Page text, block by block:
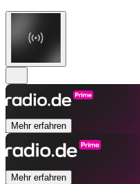
Mehr erfahren
Mehr erfahren